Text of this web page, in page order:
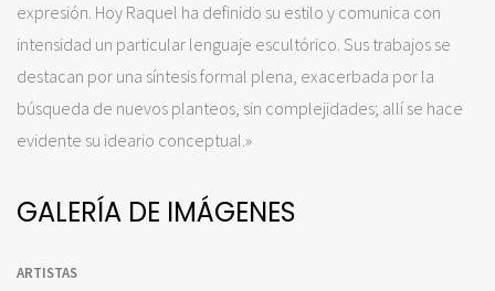
expresión. Hoy Raquel ha definido su estilo y comunica con
intensidad un particular lenguaje escultórico. Sus trabajos se
destacan por una síntesis formal plena, exacerbada por la
búsqueda de nuevos planteos, sin complejidades; allí se hace
evidente su ideario conceptual.»
GALERÍA DE IMÁGENES
ARTISTAS